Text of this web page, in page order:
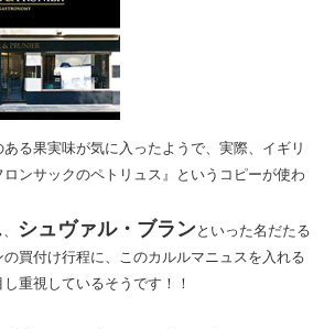
る果実味が気に入ったようで、実際、イギリ
ンサックのペトリュス』というコピーが使わ
、 シュヴァル・ブランといった名だたる
買付け行程に、このカルルマニュスを入れる
重視しているそうです！！